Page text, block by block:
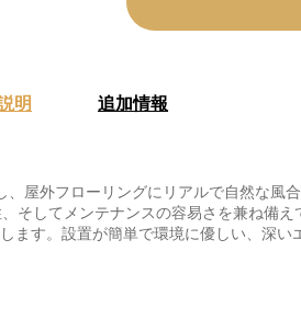
明 追加情報
屋外フローリングにリアルで自然な風
そしてメンテナンスの容易さを兼ね備
ます。設置が簡単で環境に優しい、深